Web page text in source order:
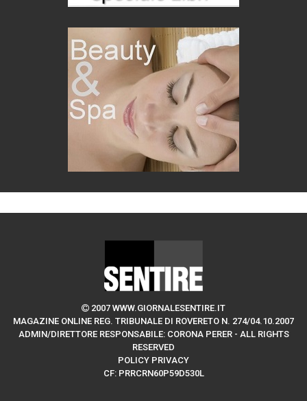
2007 WWW.GIORNALESENTIRE.IT
MAGAZINE ONLINE REG. TRIBUNALE DI ROVERETO N. 274/04.10.2007
ADMIN/DIRETTORE RESPONSABILE: CORONA PERER - ALL RIGHTS
RESERVED
POLICY PRIVACY
CF: PRRCRN60P59D530L